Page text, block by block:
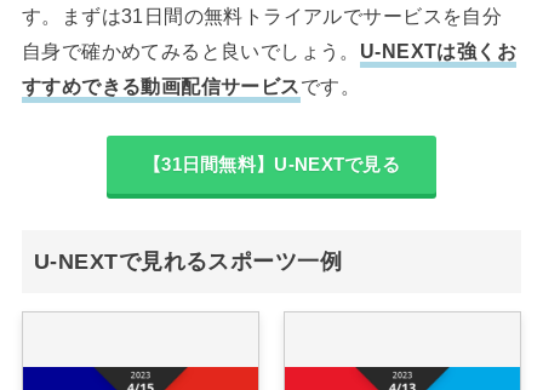
す。まずは31日間の無料トライアルでサービスを自分
自身で確かめてみると良いでしょう。 U-NEXTは強くお
すすめできる動画配信サービスです。
【31日間無料】U-NEXTで見る
U-NEXTで見れるスポーツ一例